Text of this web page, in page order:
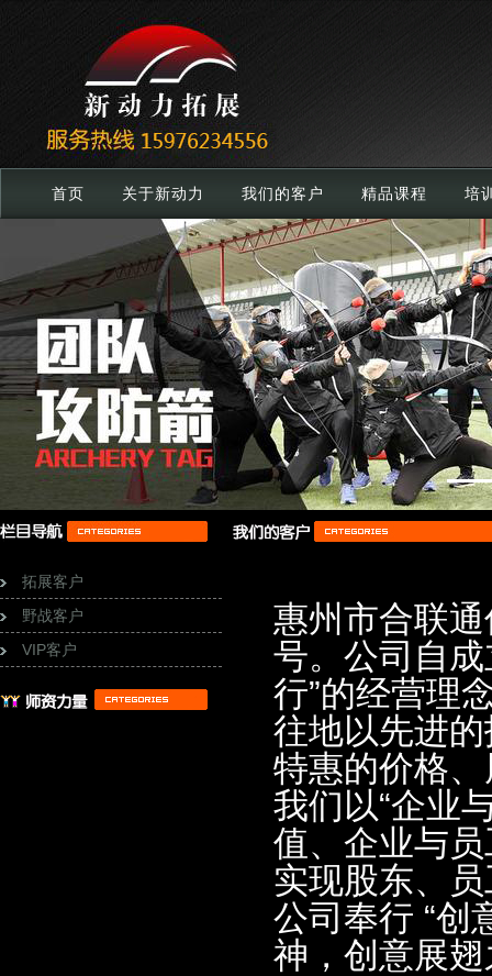
首页 关于新动力 我们的客户 精品课程 培
拓展客户
野战客户
VIP客户
惠州市合联
号。公司自
行”的经营理
往地以先进
特惠的价格
我们以“企业
值、企业与
实现股东、
公司奉行 “创
神，创意展